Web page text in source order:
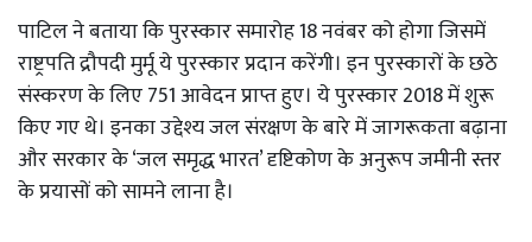
पाटिल ने बताया कि पुरस्कार समारोह 18 नवंबर को होगा जिसमें
राष्ट्रपति द्रौपदी मुर्मू ये पुरस्कार प्रदान करेंगी। इन पुरस्कारों के छठे
संस्करण के लिए 751 आवेदन प्राप्त हुए। ये पुरस्कार 2018 में शुरू
किए गए थे। इनका उद्देश्य जल संरक्षण के बारे में जागरूकता बढ़ाना
और सरकार के ‘जल समृद्ध भारत’ दृष्टिकोण के अनुरूप जमीनी स्तर
के प्रयासों को सामने लाना है।